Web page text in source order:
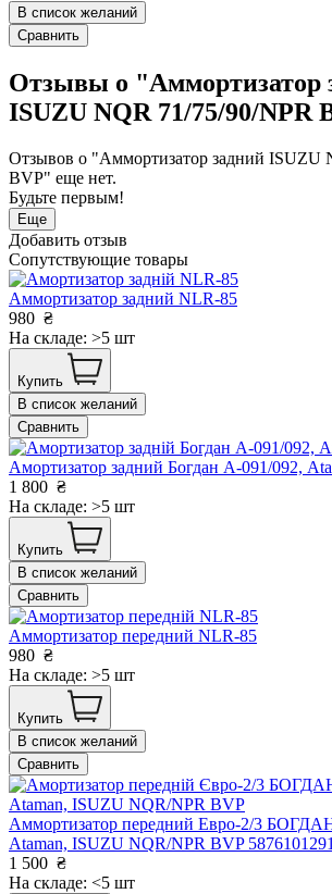
В список желаний
Сравнить
Отзывы о "Аммортизатор
ISUZU NQR 71/75/90/NPR
Отзывов о "Аммортизатор задний ISUZU
BVP" еще нет.
Будьте первым!
Еще
Добавить отзыв
Сопутствующие товары
Аммортизатор задний NLR-85
980 ₴
На складе: >5 шт
Купить
В список желаний
Сравнить
Амортизатор задний Богдан А-091/092,
1 800 ₴
На складе: >5 шт
Купить
В список желаний
Сравнить
Аммортизатор передний NLR-85
980 ₴
На складе: >5 шт
Купить
В список желаний
Сравнить
Аммортизатор передний Евро-2/3
Ataman, ISUZU NQR/NPR BVP 5876101291
1 500 ₴
На складе: <5 шт